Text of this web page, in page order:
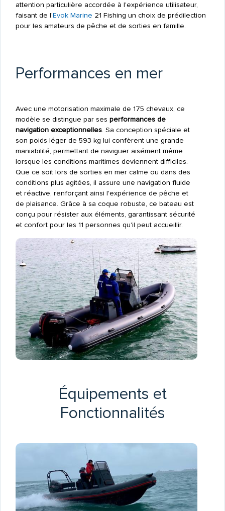
attention particulière accordée à l'expérience utilisateur,
faisant de l'Evok Marine 21 Fishing un choix de prédilection
pour les amateurs de pêche et de sorties en famille.
Performances en mer
Avec une motorisation maximale de 175 chevaux, ce
modèle se distingue par ses performances de
navigation exceptionnelles. Sa conception spéciale et
son poids léger de 593 kg lui confèrent une grande
maniabilité, permettant de naviguer aisément même
lorsque les conditions maritimes deviennent difficiles.
Que ce soit lors de sorties en mer calme ou dans des
conditions plus agitées, il assure une navigation fluide
et réactive, renforçant ainsi l'expérience de pêche et
de plaisance. Grâce à sa coque robuste, ce bateau est
conçu pour résister aux éléments, garantissant sécurité
et confort pour les 11 personnes qu'il peut accueillir.
Équipements et
Fonctionnalités